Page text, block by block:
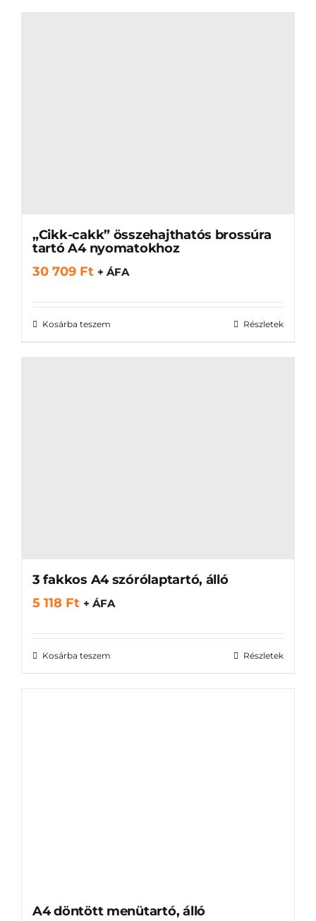
„Cikk-cakk” összehajthatós brossúra
tartó A4 nyomatokhoz
30 709 Ft + ÁFA
Kosárba teszem Részletek
3 fakkos A4 szórólaptartó, álló
5 118 Ft + ÁFA
Kosárba teszem Részletek
A4 döntött menütartó, álló